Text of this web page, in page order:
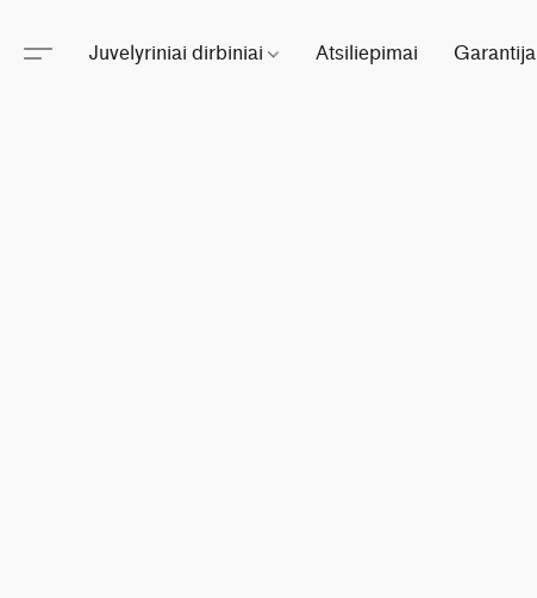
Juvelyriniai dirbiniai Atsiliepimai Garantija